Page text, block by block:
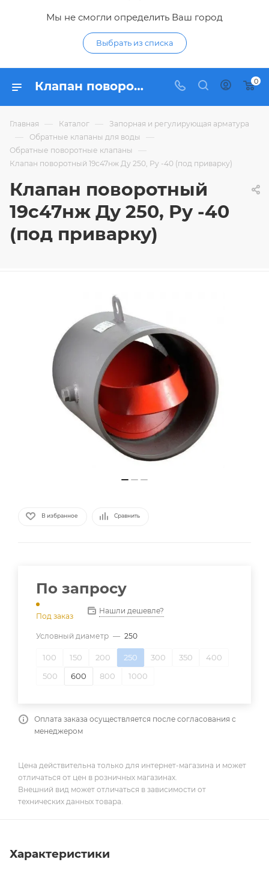
Мы не смогли определить Ваш город
Выбрать из списка
Клапан поворотный 19с47нж Ду 250, Ру -40 (под приварку) - купить по цене в интернет-магазине Гидропромтехника с доставкой в Курске 0
Главная — Каталог — Запорная и регулирующая арматура
— Обратные клапаны для воды —
Обратные поворотные клапаны —
Клапан поворотный 19с47нж Ду 250, Ру -40 (под приварку)
Клапан поворотный
19с47нж Ду 250, Ру -40
(под приварку)
В избранное Сравнить
По запросу
Под заказ
Нашли дешевле?
Условный диаметр — 250
100 150 200 250 300 350
400
500
600 800 1000
Оплата заказа осуществляется после согласования с
менеджером
Цена действительна только для интернет-магазина и может
отличаться от цен в розничных магазинах.
Внешний вид может отличаться в зависимости от
технических данных товара.
Характеристики